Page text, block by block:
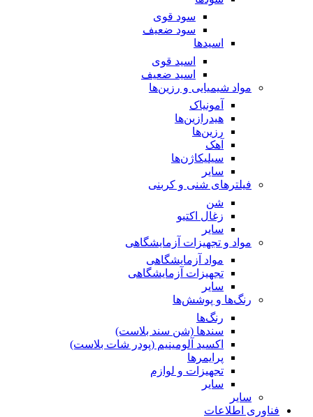
سود قوی
سود ضعیف
اسید‌ها
اسید قوی
اسید ضعیف
مواد شیمیایی و رزین‌ها
آمونیاک
هیدرازین‌ها
رزین‌ها
آهک
سیلیکاژن‌ها
سایر
فیلترهای شنی و کربنی
شن
زغال اکتیو
سایر
مواد و تجهیزات آزمایشگاهی
مواد آزمایشگاهی
تجهیزات آزمایشگاهی
سایر
رنگ‌ها و پوشش‌‌ها
رنگ‌ها
سندها (شن سند بلاست)
اکسید آلومینیم (پودر شات بلاست)
پرایمر‌ها
تجهیزات و لوازم
سایر
سایر
فناوری اطلاعات